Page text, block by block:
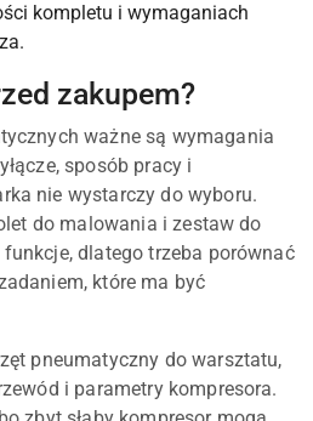
kompletu i wymaganiach
zakupem?
ważne są wymagania
sposób pracy i
nie wystarczy do wyboru.
do malowania i zestaw do
dlatego trzeba porównać
które ma być
pneumatyczny do warsztatu,
i parametry kompresora.